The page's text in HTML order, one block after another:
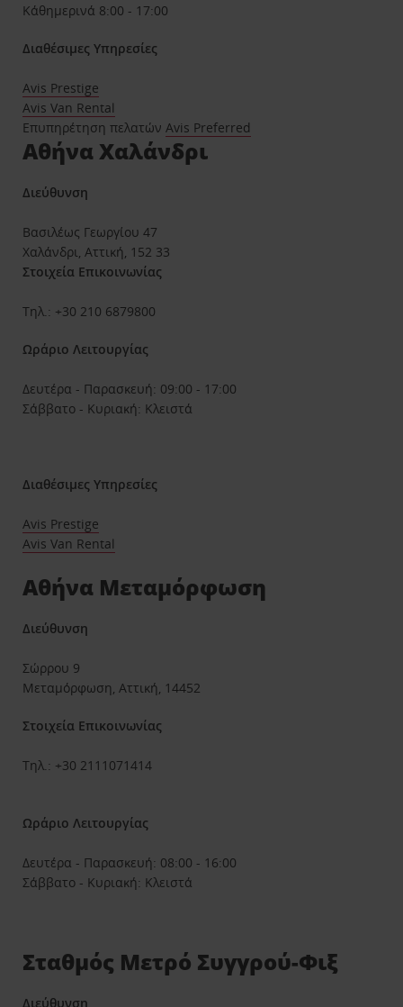
Κάθημερινά 8:00 - 17:00
Διαθέσιμες Υπηρεσίες
Avis Prestige
Avis Van Rental
Επυπηρέτηση πελατών Avis Preferred
Αθήνα Χαλάνδρι
Διεύθυνση
Βασιλέως Γεωργίου 47
Χαλάνδρι, Αττική, 152 33
Στοιχεία Επικοινωνίας
Τηλ.: +30 210 6879800
Ωράριο Λειτουργίας
Δευτέρα - Παρασκευή: 09:00 - 17:00
Σάββατο - Κυριακή: Κλειστά
Διαθέσιμες Υπηρεσίες
Avis Prestige
Avis Van Rental
Αθήνα Μεταμόρφωση
Διεύθυνση
Σώρρου 9
Μεταμόρφωση, Αττική, 14452
Στοιχεία Επικοινωνίας
Τηλ.: +30 2111071414
Ωράριο Λειτουργίας
Δευτέρα - Παρασκευή: 08:00 - 16:00
Σάββατο - Κυριακή: Κλειστά
Σταθμός Μετρό Συγγρού-Φιξ
Διεύθυνση